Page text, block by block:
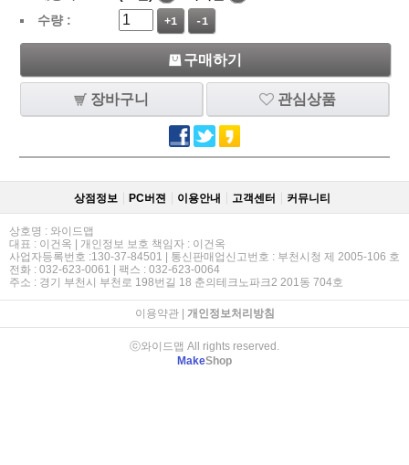
수량 :
+1 -1
구매하기
장바구니 관심상품
상점정보 PC버젼 이용안내 고객센터 커뮤니티
상호명 : 와이드맵
대표 : 이건옥 | 개인정보 보호 책임자 : 이건옥
사업자등록번호 :130-37-84501 | 통신판매업신고번호 : 부천시청 제 2005-106 호
전화 : 032-623-0061 | 팩스 : 032-623-0064
주소 : 경기 부천시 부천로 198번길 18 춘의테크노파크2 201동 704호
이용약관| 개인정보처리방침
ⓒ와이드맵 All rights reserved.
MakeShop